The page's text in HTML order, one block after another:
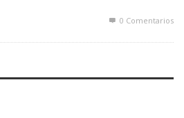
0 Comentarios